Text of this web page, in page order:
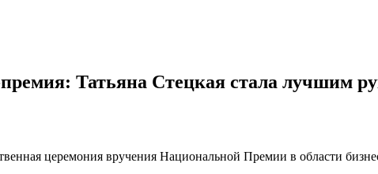
Татьяна Стецкая стала лучшим
церемония вручения Национальной Премии в области